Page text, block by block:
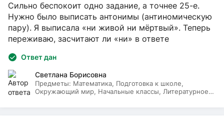
Сильно беспокоит одно задание, а точнее 25-е.
Нужно было выписать антонимы (антиномическую
пару). Я выписала «ни живой ни мёртвый». Теперь
переживаю, засчитают ли «ни» в ответе
Ответ дан
Светлана Борисовна
Предметы: Математика, Подготовка к школе,
Окружающий мир, Начальные классы, Литературное